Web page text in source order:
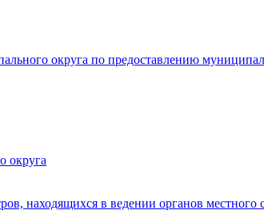
округа по предоставлению
округа
находящихся в ведении органов местного